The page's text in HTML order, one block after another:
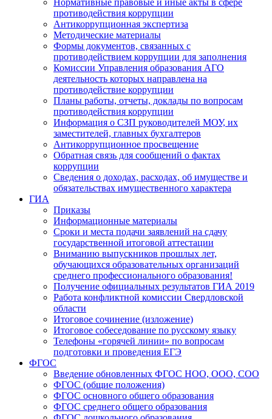
Нормативные правовые и иные акты в сфере
противодействия коррупции
Антикоррупционная экспертиза
Методические материалы
Формы документов, связанных с
противодействием коррупции для заполнения
Комиссии Управления образования АГО
деятельность которых направлена на
противодействие коррупции
Планы работы, отчеты, доклады по вопросам
противодействия коррупции
Информация о СЗП руководителей МОУ, их
заместителей, главных бухгалтеров
Антикоррупционное просвещение
Обратная связь для сообщений о фактах
коррупции
Сведения о доходах, расходах, об имуществе и
обязательствах имущественного характера
ГИА
Приказы
Информационные материалы
Сроки и места подачи заявлений на сдачу
государственной итоговой аттестации
Вниманию выпускников прошлых лет,
обучающихся образовательных организаций
среднего профессионального образования!
Получение официальных результатов ГИА 2019
Работа конфликтной комиссии Свердловской
области
Итоговое сочинение (изложение)
Итоговое собеседование по русскому языку
Телефоны «горячей линии» по вопросам
подготовки и проведения ЕГЭ
ФГОС
Введение обновленных ФГОС НОО, ООО, СОО
ФГОС (общие положения)
ФГОС основного общего образования
ФГОС среднего общего образования